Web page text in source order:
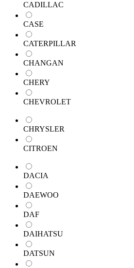
CADILLAC
CASE
CATERPILLAR
CHANGAN
CHERY
CHEVROLET
CHRYSLER
CITROEN
DACIA
DAEWOO
DAF
DAIHATSU
DATSUN